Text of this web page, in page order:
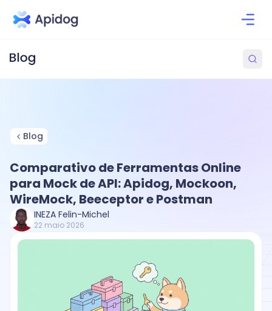
Blog
Comparativo de Ferramentas Online
para Mock de API: Apidog, Mockoon,
WireMock, Beeceptor e Postman
INEZA Felin-Michel
22 maio 2026